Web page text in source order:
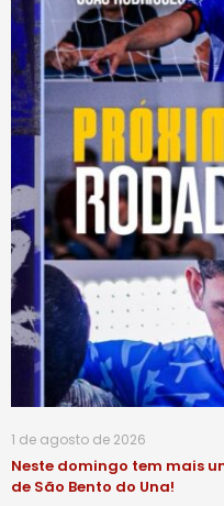
1 de agosto de 2026
Neste domingo tem mais
de São Bento do Una!